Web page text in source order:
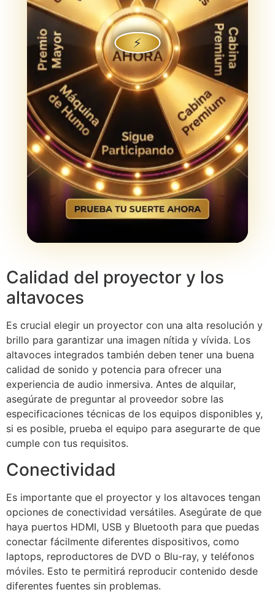
⚡
Calidad del proyector y los
altavoces
Es crucial elegir un proyector con una alta resolución y
brillo para garantizar una imagen nítida y vívida. Los
altavoces integrados también deben tener una buena
calidad de sonido y potencia para ofrecer una
experiencia de audio inmersiva. Antes de alquilar,
asegúrate de preguntar al proveedor sobre las
especificaciones técnicas de los equipos disponibles y,
si es posible, prueba el equipo para asegurarte de que
cumple con tus requisitos.
Conectividad
Es importante que el proyector y los altavoces tengan
opciones de conectividad versátiles. Asegúrate de que
haya puertos HDMI, USB y Bluetooth para que puedas
conectar fácilmente diferentes dispositivos, como
laptops, reproductores de DVD o Blu-ray, y teléfonos
móviles. Esto te permitirá reproducir contenido desde
diferentes fuentes sin problemas.